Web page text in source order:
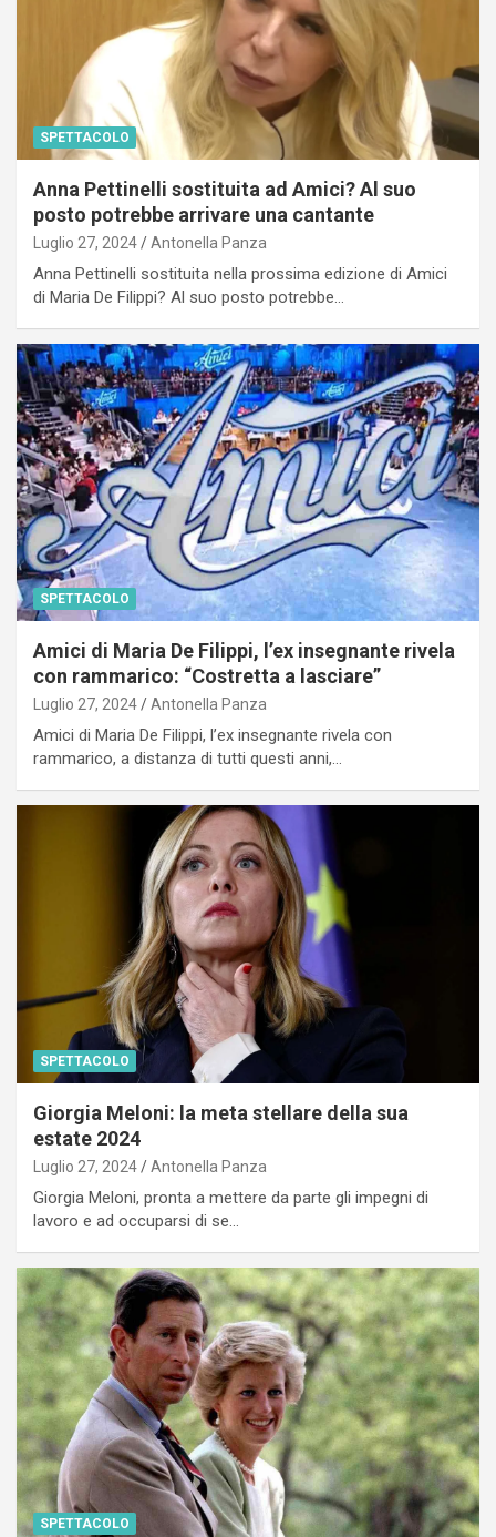
SPETTACOLO
Anna Pettinelli sostituita ad Amici? Al suo
posto potrebbe arrivare una cantante
Luglio 27, 2024 Antonella Panza
Anna Pettinelli sostituita nella prossima edizione di Amici
di Maria De Filippi? Al suo posto potrebbe…
SPETTACOLO
Amici di Maria De Filippi, l’ex insegnante rivela
con rammarico: “Costretta a lasciare”
Luglio 27, 2024 Antonella Panza
Amici di Maria De Filippi, l’ex insegnante rivela con
rammarico, a distanza di tutti questi anni,…
SPETTACOLO
Giorgia Meloni: la meta stellare della sua
estate 2024
Luglio 27, 2024 Antonella Panza
Giorgia Meloni, pronta a mettere da parte gli impegni di
lavoro e ad occuparsi di se…
SPETTACOLO